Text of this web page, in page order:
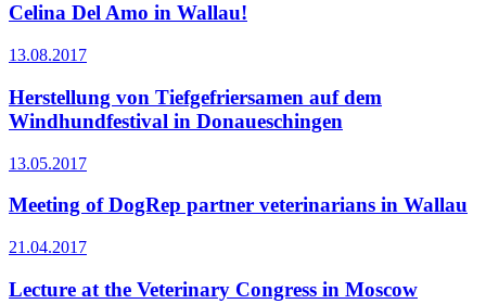
Celina Del Amo in Wallau!
13.08.2017
Herstellung von Tiefgefriersamen auf dem
Windhundfestival in Donaueschingen
13.05.2017
Meeting of DogRep partner veterinarians in Wallau
21.04.2017
Lecture at the Veterinary Congress in Moscow